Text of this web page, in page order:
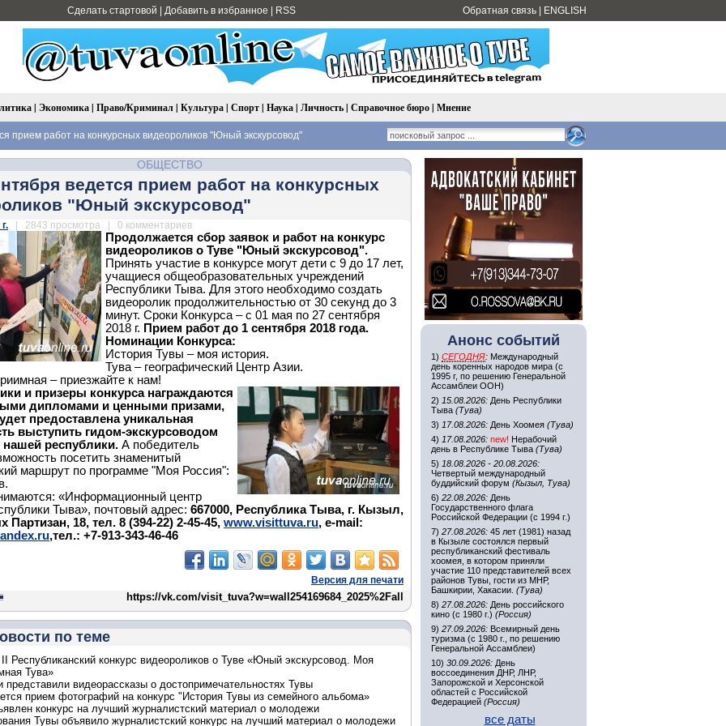
Сделать стартовой Добавить в избранное RSS Обратная связь ENGLISH
| Экономика| Право/Криминал| Культура| Спорт| Наука| Личность| Справочное бюро| Мнение
прием работ на конкурсных видеороликов "Юный экскурсовод"
ОБЩЕСТВО
ведется прием работ на конкурсных
"Юный экскурсовод"
| 2843 просмотра | 0 комментариев
Продолжается сбор заявок и работ на конкурс
видеороликов о Туве "Юный экскурсовод".
Принять участие в конкурсе могут дети с 9 до 17 лет,
учащиеся общеобразовательных учреждений
Республики Тыва. Для этого необходимо создать
видеоролик продолжительностью от 30 секунд до 3
минут. Сроки Конкурса – с 01 мая по 27 сентября
2018 г. Прием работ до 1 сентября 2018 года.
Номинации Конкурса:
История Тувы – моя история.
Тува – географический Центр Азии.
– приезжайте к нам!
и призеры конкурса награждаются
дипломами и ценными призами,
предоставлена уникальная
выступить гидом-экскурсоводом
нашей республики. А победитель
посетить знаменитый
маршрут по программе "Моя Россия":
«Информационный центр
Тыва», почтовый адрес: 667000, Республика Тыва, г. Кызыл,
Партизан, 18, тел. 8 (394-22) 2-45-45, www.visittuva.ru, e-mail:
,тел.: +7-913-343-46-46
Версия для печати
https://vk.com/visit_tuva?w=wall254169684_2025%2Fall
по теме
Республиканский конкурс видеороликов о Туве «Юный экскурсовод. Моя
Тува»
представили видеорассказы о достопримечательностях Тувы
прием фотографий на конкурс "История Тувы из семейного альбома»
конкурс на лучший журналистский материал о молодежи
Тувы объявило журналистский конкурс на лучший материал о молодежи
Анонс событий
1) СЕГОДНЯ: Международный
день коренных народов мира (с
1995 г, по решению Генеральной
Ассамблеи ООН)
2) 15.08.2026: День Республики
Тыва (Тува)
3) 17.08.2026: День Хоомея (Тува)
4) 17.08.2026: new! Нерабочий
день в Республике Тыва (Тува)
5) 18.08.2026 - 20.08.2026:
Четвертый международный
буддийский форум (Кызыл, Тува)
6) 22.08.2026: День
Государственного флага
Российской Федерации (с 1994 г.)
7) 27.08.2026: 45 лет (1981) назад
в Кызыле состоялся первый
республиканский фестиваль
хоомея, в котором приняли
участие 110 представителей всех
районов Тувы, гости из МНР,
Башкирии, Хакасии. (Тува)
8) 27.08.2026: День российского
кино (с 1980 г.) (Россия)
9) 27.09.2026: Всемирный день
туризма (с 1980 г., по решению
Генеральной Ассамблеи)
10) 30.09.2026: День
воссоединения ДНР, ЛНР,
Запорожской и Херсонской
областей с Российской
Федерацией (Россия)
все даты